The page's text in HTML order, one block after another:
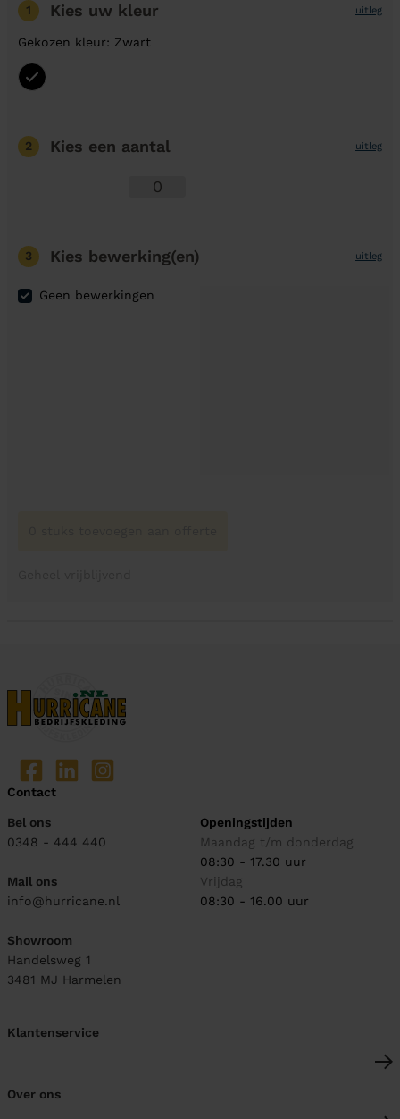
1 Kies uw kleur uitleg
Gekozen kleur: Zwart
2 Kies een aantal uitleg
3 Kies bewerking(en) uitleg
Geen bewerkingen
Contact
Bel ons
0348 - 444 440
Mail ons
info@hurricane.nl
Showroom
Handelsweg 1
3481 MJ Harmelen
Openingstijden
Maandag t/m donderdag
08:30 - 17.30 uur
Vrijdag
08:30 - 16.00 uur
Klantenservice
Over ons